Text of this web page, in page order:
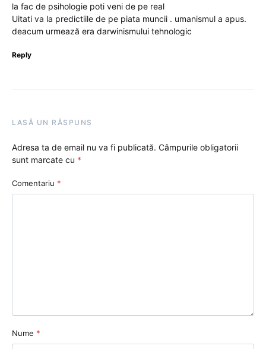
la fac de psihologie poti veni de pe real
Uitati va la predictiile de pe piata muncii . umanismul a apus.
deacum urmează era darwinismului tehnologic
Reply
LASĂ UN RĂSPUNS
Adresa ta de email nu va fi publicată. Câmpurile obligatorii
sunt marcate cu *
Comentariu *
Nume *